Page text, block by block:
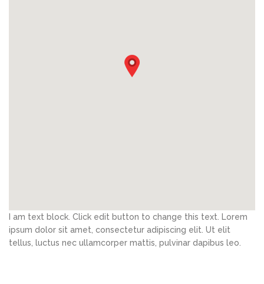
I am text block. Click edit button to change this text. Lorem
ipsum dolor sit amet, consectetur adipiscing elit. Ut elit
tellus, luctus nec ullamcorper mattis, pulvinar dapibus leo.